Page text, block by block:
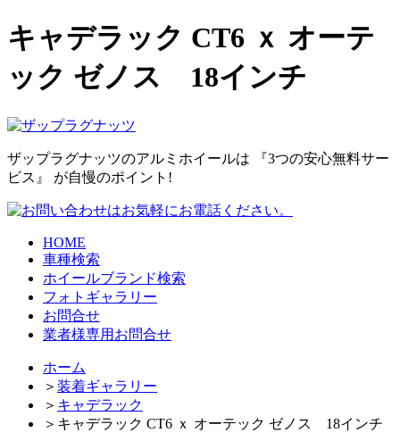
キャデラック CT6 ｘ オーテ
ック ゼノス 18インチ
ザップラグナッツのアルミホイールは
『3つの安心無料サー
ビス』 が自慢のポイント!
HOME
車種検索
ホイールブランド検索
フォトギャラリー
お問合せ
業者様専用お問合せ
ホーム
＞ 装着ギャラリー
＞ キャデラック
＞ キャデラック CT6 ｘ オーテック ゼノス 18インチ